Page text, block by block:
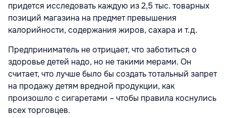
придется исследовать каждую из 2,5 тыс. товарных
позиций магазина на предмет превышения
калорийности, содержания жиров, сахара и т.д.
Предприниматель не отрицает, что заботиться о
здоровье детей надо, но не такими мерами. Он
считает, что лучше было бы создать тотальный запрет
на продажу детям вредной продукции, как
произошло с сигаретами – чтобы правила коснулись
всех торговцев.